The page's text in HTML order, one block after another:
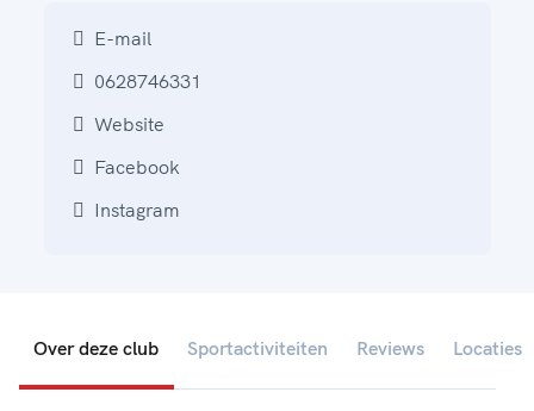
E-mail
0628746331
Website
Facebook
Instagram
Over deze club Sportactiviteiten Reviews Locaties